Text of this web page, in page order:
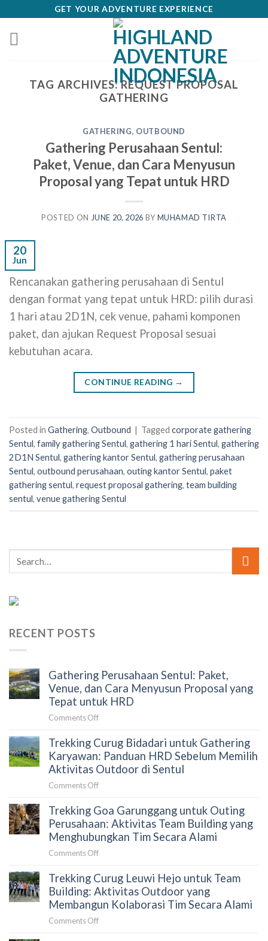
content
GET YOUR ADVENTURE EXPERIENCE
TAG ARCHIVES:REQUEST PROPOSAL
GATHERING
GATHERING, OUTBOUND
Gathering Perusahaan Sentul:
Paket, Venue, dan Cara Menyusun
Proposal yang Tepat untuk HRD
POSTED ON JUNE 20, 2026 BY MUHAMAD TIRTA
20
Jun
Rencanakan gathering perusahaan di Sentul
dengan format yang tepat untuk HRD: pilih durasi
1 hari atau 2D1N, cek venue, pahami komponen
paket, dan ajukan Request Proposal sesuai
kebutuhan acara.
CONTINUE READING →
Posted in Gathering Outbound | Tagged corporate gathering
Sentul family gathering Sentul gathering 1 hari Sentul gathering
2D1N Sentul gathering kantor Sentul gathering perusahaan
Sentul outbound perusahaan outing kantor Sentul paket
gathering sentul request proposal gathering team building
sentul venue gathering Sentul
RECENT POSTS
Gathering Perusahaan Sentul: Paket,
Venue, dan Cara Menyusun Proposal yang
Tepat untuk HRD
Comments Offon
Perusahaan
Sentul:
Paket,
Menyusun
Proposal
yang
Tepat
HRD
Trekking Curug Bidadari untuk Gathering
Karyawan: Panduan HRD Sebelum Memilih
Aktivitas Outdoor di Sentul
Comments Offon
Curug
Bidadari
untuk
Gathering
HRD
Sebelum
Memilih
Aktivitas
Trekking Goa Garunggang untuk Outing
Perusahaan: Aktivitas Team Building yang
Menghubungkan Tim Secara Alami
Comments Offon
Goa
Garunggang
untuk
Trekking Curug Leuwi Hejo untuk Team
Building: Aktivitas Outdoor yang
Membangun Kolaborasi Tim Secara Alami
Comments Offon